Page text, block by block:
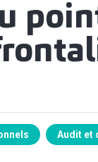
Audit et